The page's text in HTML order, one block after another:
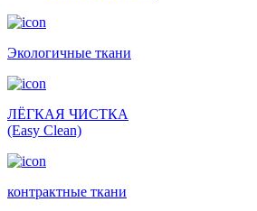
Экологичные ткани
ЛЁГКАЯ ЧИСТКА
(Easy Clean)
контрактные ткани